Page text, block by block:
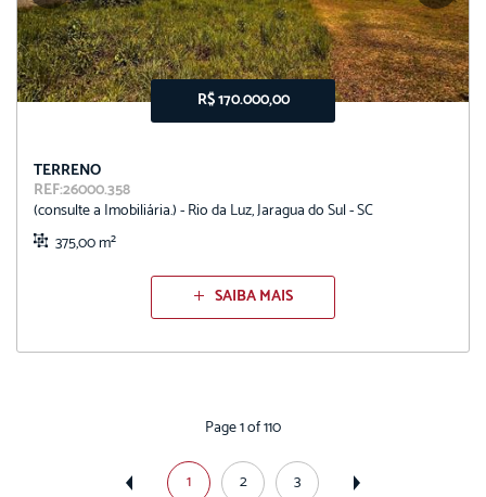
TERRENO
REF:26000.358
(consulte a Imobiliária.) - Rio da Luz, Jaragua do Sul - SC
375,00 m²
R$ 170.000,00
SAIBA MAIS
Page 1 of 110
1 2 3